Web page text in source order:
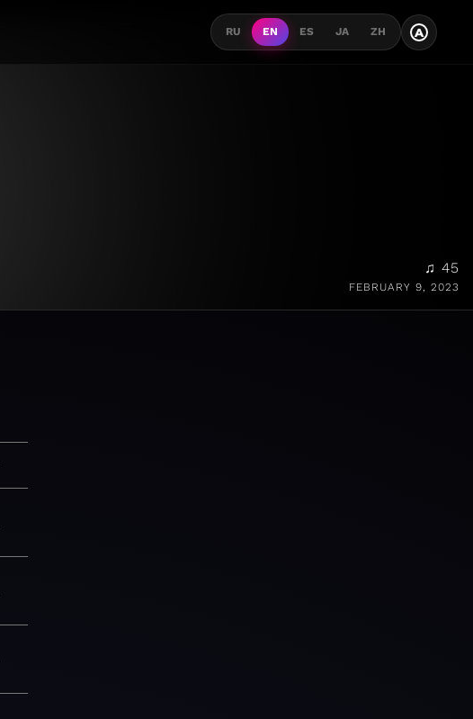
RU EN ES JA ZH A
♫ 45
FEBRUARY 9, 2023